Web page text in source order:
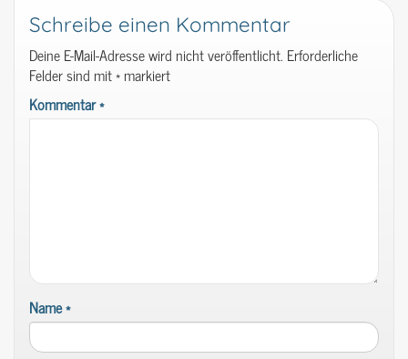
Schreibe einen Kommentar
Deine E-Mail-Adresse wird nicht veröffentlicht. Erforderliche
Felder sind mit*markiert
Kommentar*
Name*